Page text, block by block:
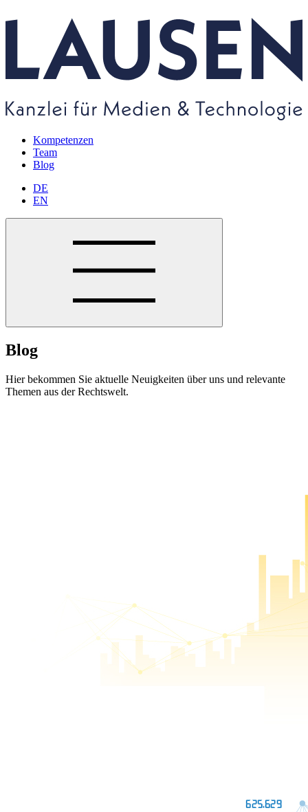
Kompetenzen
Team
Blog
DE
EN
Blog
Hier bekommen Sie aktuelle Neuigkeiten über uns und relevante
Themen aus der Rechtswelt.